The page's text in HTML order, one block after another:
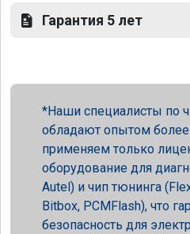
Гарантия 5 лет
Наши специалисты по
обладают опытом
применяем только
оборудование для
Autel) и чип тюнинга
Bitbox, PCMFlash), что
безопасность для